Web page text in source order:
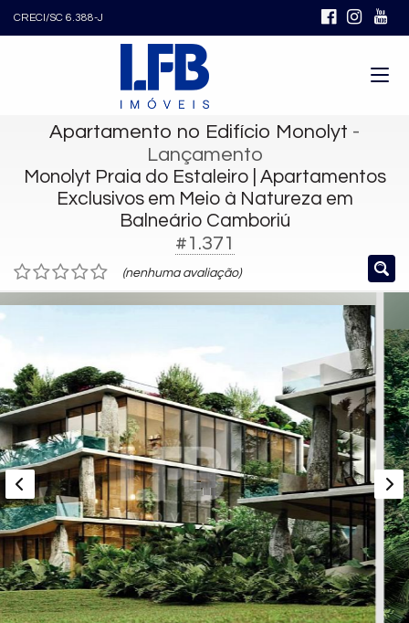
CRECI/SC 6.388-J
Apartamento no Edifício Monolyt -
Lançamento
Monolyt Praia do Estaleiro | Apartamentos
Exclusivos em Meio à Natureza em
Balneário Camboriú
#1.371
(nenhuma avaliação)